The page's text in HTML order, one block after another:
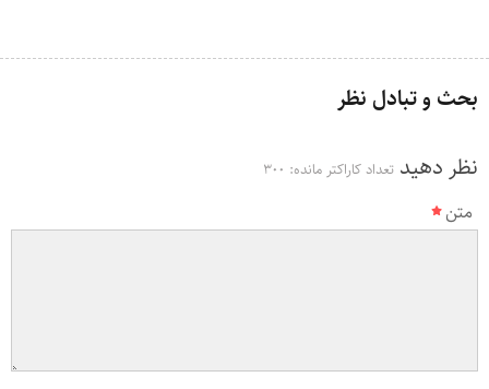
بحث و تبادل نظر
نظر دهید تعداد کاراکتر مانده: 300
متن